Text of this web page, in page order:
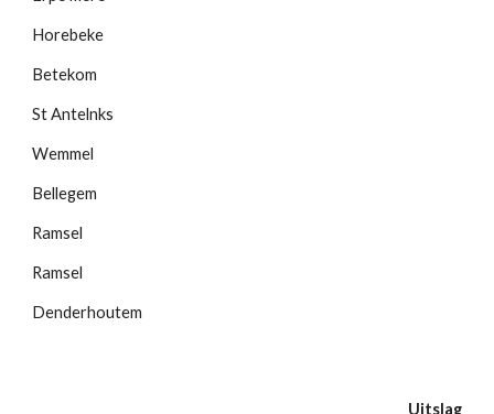
Horebeke
Betekom
St Antelnks
Wemmel
Bellegem
Ramsel
Ramsel
Denderhoutem
Uitslag